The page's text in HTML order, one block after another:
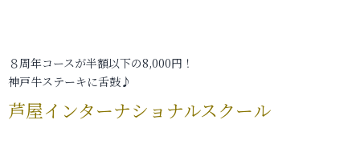
８周年コースが半額以下の8,000円！
神戸牛ステーキに舌鼓♪
芦屋インターナショナルスクール